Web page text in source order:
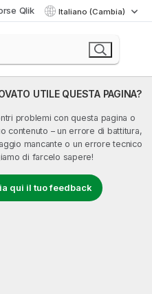
Qlik Italiano (Cambia)
UTILE QUESTA PAGINA?
problemi con questa pagina o
contenuto – un errore di battitura,
mancante o un errore tecnico
di farcelo sapere!
qui il tuo feedback